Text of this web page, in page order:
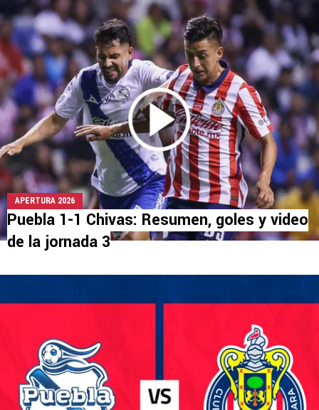
APERTURA 2026
Puebla 1-1 Chivas: Resumen, goles y video
de la jornada 3